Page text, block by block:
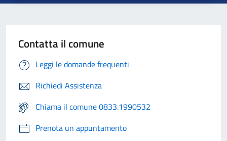
Contatta il comune
Leggi le domande frequenti
Richiedi Assistenza
Chiama il comune 0833.1990532
Prenota un appuntamento